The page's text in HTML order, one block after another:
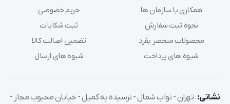
ضدعفونی‌پذیر در اتوکلاو
همکاری با سازمان ها
نحوه ثبت سفارش
محصولات منحصر بفرد
شیوه های پرداخت
حریم خصوصی
ثبت شکایات
تضمین اصالت کالا
شیوه های ارسال
نشانی: تهران - نواب شمال - نرسیده به کمیل - خیابان محبوب مجاز -